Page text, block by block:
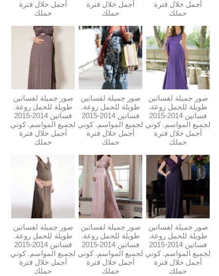
أجمل خلال فترة
حملك
أجمل خلال فترة
حملك
أجمل خلال فترة
حملك
صور جميلة لفساتين
طويلة للحمل روعة.
فساتين 2014-2015
لجميع المواسم. كوني
أجمل خلال فترة
حملك
صور جميلة لفساتين
طويلة للحمل روعة.
فساتين 2014-2015
لجميع المواسم. كوني
أجمل خلال فترة
حملك
صور جميلة لفساتين
طويلة للحمل روعة.
فساتين 2014-2015
لجميع المواسم. كوني
أجمل خلال فترة
حملك
صور جميلة لفساتين
طويلة للحمل روعة.
فساتين 2014-2015
لجميع المواسم. كوني
أجمل خلال فترة
حملك
صور جميلة لفساتين
طويلة للحمل روعة.
فساتين 2014-2015
لجميع المواسم. كوني
أجمل خلال فترة
حملك
صور جميلة لفساتين
طويلة للحمل روعة.
فساتين 2014-2015
لجميع المواسم. كوني
أجمل خلال فترة
حملك